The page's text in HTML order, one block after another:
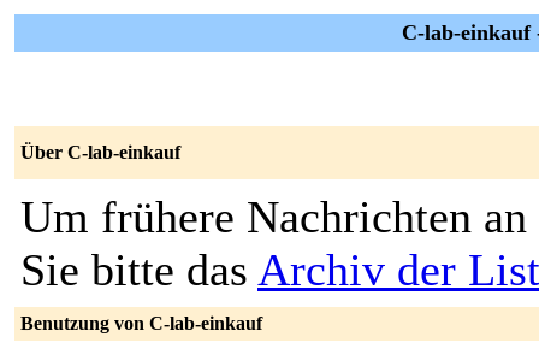
C-lab-einkauf
Über C-lab-einkauf
Um frühere Nachrichten an
Sie bitte das Archiv der
Benutzung von C-lab-einkauf